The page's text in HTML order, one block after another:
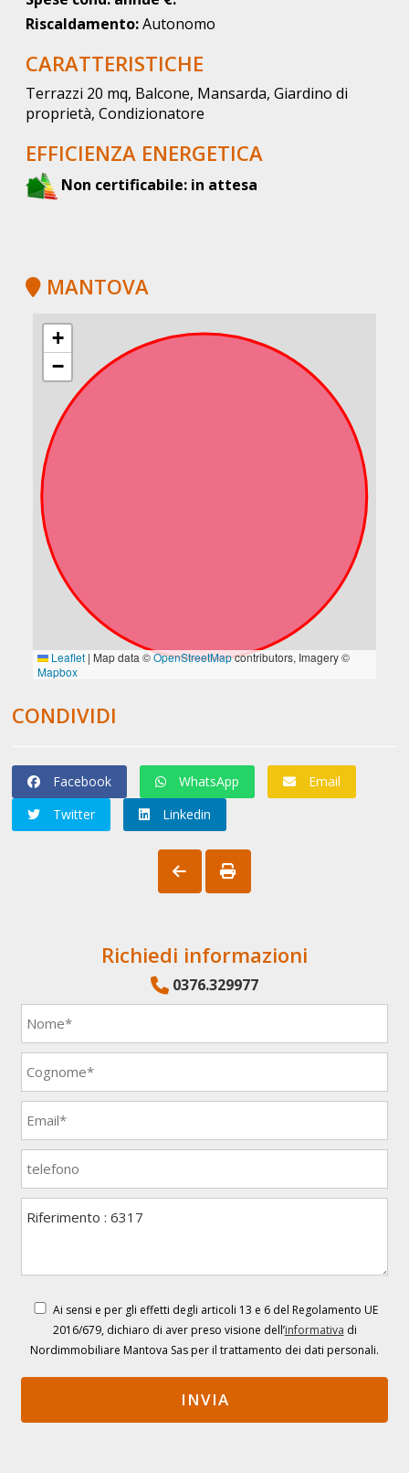
Riscaldamento:Autonomo
CARATTERISTICHE
Terrazzi 20 mq, Balcone, Mansarda, Giardino di
proprietà, Condizionatore
EFFICIENZA ENERGETICA
Non certificabile: in attesa
MANTOVA
CONDIVIDI
Facebook WhatsApp
Email
Twitter
Linkedin
Richiedi informazioni
0376.329977
Ai sensi e per gli effetti degli articoli 13 e 6 del Regolamento UE
2016/679, dichiaro di aver preso visione dell’informativa di
Nordimmobiliare Mantova Sas per il trattamento dei dati personali.